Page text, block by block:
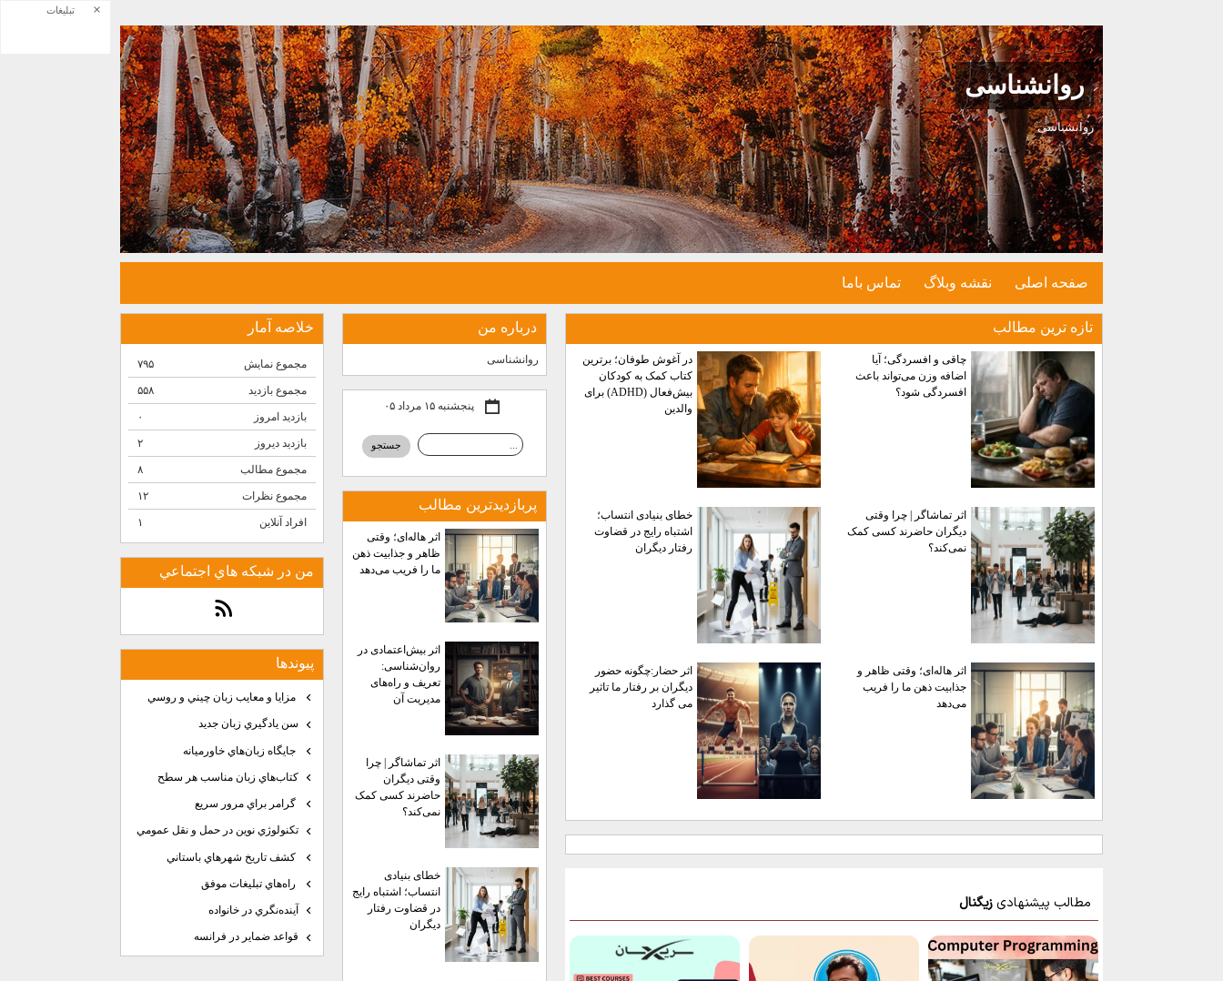
روانشناسی
روانشناسی
صفحه اصلی نقشه وبلاگ تماس باما
تازه ترين مطالب
چاقی و افسردگی؛ آیا
اضافه وزن می‌تواند باعث
افسردگی شود؟
در آغوش طوفان؛ برترین
کتاب کمک به کودکان
بیش‌فعال (ADHD) برای
والدین
اثر تماشاگر | چرا وقتی
دیگران حاضرند کسی کمک
نمی‌کند؟
خطای بنیادی انتساب؛
اشتباه رایج در قضاوت
رفتار دیگران
اثر هاله‌ای؛ وقتی ظاهر و
جذابیت ذهن ما را فریب
می‌دهد
اثر حضار:چگونه حضور
دیگران بر رفتار ما تاثیر
می گذارد
درباره من
روانشناسی
پنجشنبه ۱۵ مرداد ۰۵
پربازديدترين مطالب
اثر هاله‌ای؛ وقتی
ظاهر و جذابیت ذهن
ما را فریب می‌دهد
اثر بیش‌اعتمادی در
روان‌شناسی:
تعریف و راه‌های
مدیریت آن
اثر تماشاگر | چرا
وقتی دیگران
حاضرند کسی کمک
نمی‌کند؟
خطای بنیادی
انتساب؛ اشتباه رایج
در قضاوت رفتار
دیگران
خلاصه آمار
مجموع نمایش‌ ۷۹۵
مجموع بازدید ۵۵۸
بازدید امروز ۰
بازدید دیروز ۲
مجموع مطالب ۸
مجموع نظرات ۱۲
افراد آنلاین ۱
من در شبكه هاي اجتماعي
پيوندها
مزايا و معايب زبان چيني و روسي
سن يادگيري زبان جديد
جايگاه زبان‌هاي خاورميانه
كتاب‌هاي زبان مناسب هر سطح
گرامر براي مرور سريع
تكنولوژي نوين در حمل و نقل عمومي
كشف تاريخ شهرهاي باستاني
راه‌هاي تبليغات موفق
آينده‌نگري در خانواده
قواعد ضماير در فرانسه
تبلیغات ×